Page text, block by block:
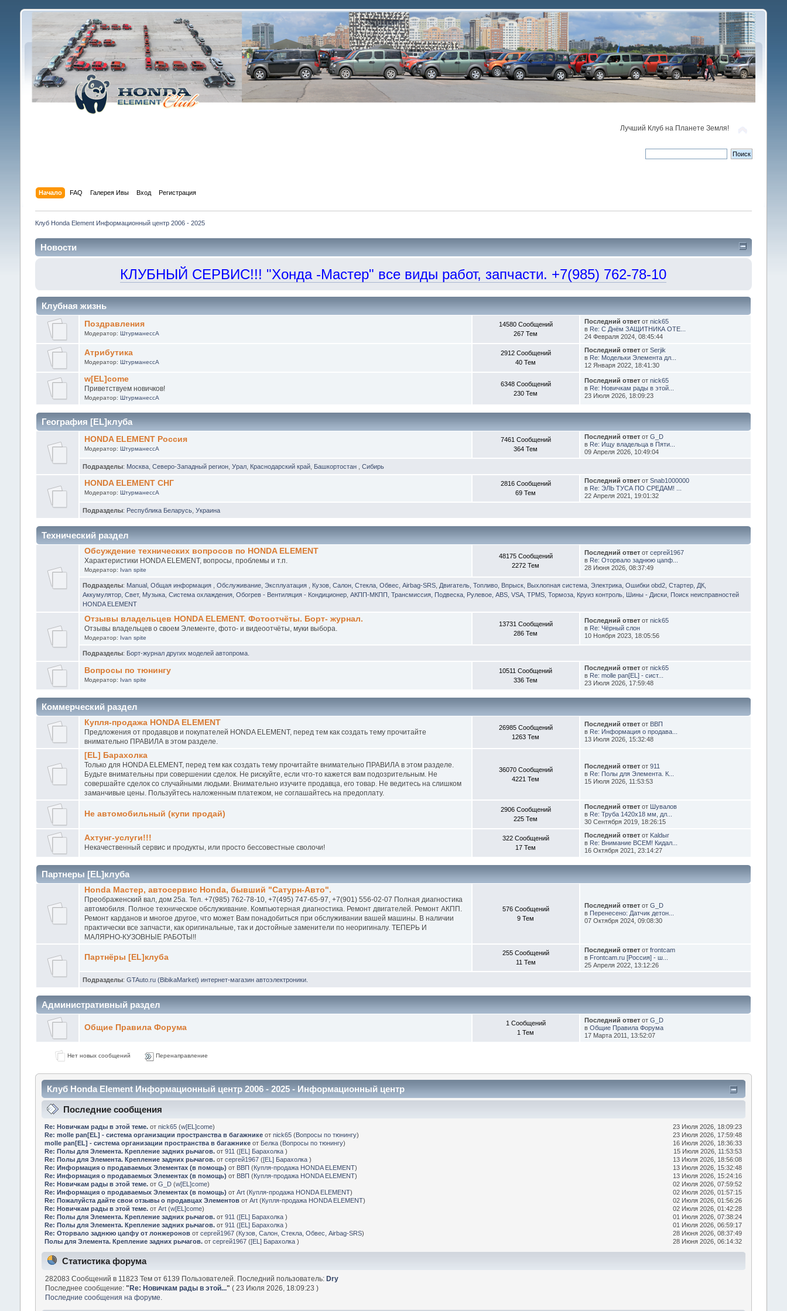
Лучший Клуб на Планете Земля!
Начало FAQ Галерея Ивы Вход Регистрация
Клуб Honda Element Информационный центр 2006 - 2025
Новости
КЛУБНЫЙ СЕРВИС!!! "Хонда -Мастер" все виды работ, запчасти. +7(985) 762-78-10
Клубная жизнь
Поздравления
Модератор:ШтурманессА
14580 Сообщений
267 Тем
Последний ответ отnick65
в Re: С Днём ЗАЩИТНИКА ОТЕ...
24 Февраля 2024, 08:45:44
Атрибутика
Модератор:ШтурманессА
2912 Сообщений
40 Тем
Последний ответ отSerjik
в Re: Модельки Элемента дл...
12 Января 2022, 18:41:30
w[EL]come
Приветствуем новичков!
Модератор:ШтурманессА
6348 Сообщений
230 Тем
Последний ответ отnick65
в Re: Новичкам рады в этой...
23 Июля 2026, 18:09:23
География [EL]клуба
HONDA ELEMENT Россия
Модератор:ШтурманессА
7461 Сообщений
364 Тем
Последний ответ отG_D
в Re: Ищу владельца в Пяти...
09 Апреля 2026, 10:49:04
Подразделы: Москва, Северо-Западный регион, Урал, Краснодарский край, Башкортостан Сибирь
HONDA ELEMENT СНГ
Модератор:ШтурманессА
2816 Сообщений
69 Тем
Последний ответ отSnab1000000
в Re: ЭЛЬ ТУСА ПО СРЕДАМ! ...
22 Апреля 2021, 19:01:32
Подразделы: Республика Беларусь, Украина
Технический раздел
Обсуждение технических вопросов по HONDA ELEMENT
Характеристики HONDA ELEMENT, вопросы, проблемы и т.п.
Модератор: Ivan spite
48175 Сообщений
2272 Тем
Последний ответ отсергей1967
в Re: Оторвало заднюю цапф...
28 Июня 2026, 08:37:49
Подразделы: Manual, Общая информация Обслуживание, Эксплуатация Кузов, Салон, Стекла, Обвес, Airbag-SRS, Двигатель, Топливо, Впрыск, Выхлопная система, Электрика, Ошибки obd2, Стартер, ДК,
Аккумулятор, Свет, Музыка, Система охлаждения, Обогрев - Вентиляция - Кондиционер, АКПП-МКПП, Трансмиссия, Подвеска, Рулевое, ABS, VSA, TPMS, Тормоза, Круиз контроль, Шины - Диски, Поиск неисправностей
HONDA ELEMENT
Отзывы владельцев HONDA ELEMENT. Фотоотчёты. Борт- журнал.
Отзывы владельцев о своем Элементе, фото- и видеоотчёты, муки выбора.
Модератор: Ivan spite
13731 Сообщений
286 Тем
Последний ответ отnick65
в Re: Чёрный слон
10 Ноября 2023, 18:05:56
Подразделы: Борт-журнал других моделей автопрома.
Вопросы по тюнингу
Модератор: Ivan spite
10511 Сообщений
336 Тем
Последний ответ отnick65
в Re: molle pan[EL] - сист...
23 Июля 2026, 17:59:48
Коммерческий раздел
Купля-продажа HONDA ELEMENT
Предложения от продавцов и покупателей HONDA ELEMENT, перед тем как создать тему прочитайте
внимательно ПРАВИЛА в этом разделе.
26985 Сообщений
1263 Тем
Последний ответ от ВВП
в Re: Информация о продава...
13 Июля 2026, 15:32:48
[EL] Барахолка
Только для HONDA ELEMENT, перед тем как создать тему прочитайте внимательно ПРАВИЛА в этом разделе.
Будьте внимательны при совершении сделок. Не рискуйте, если что-то кажется вам подозрительным. Не
совершайте сделок со случайными людьми. Внимательно изучите продавца, его товар. Не ведитесь на слишком
заманчивые цены. Пользуйтесь наложенным платежом, не соглашайтесь на предоплату.
36070 Сообщений
4221 Тем
Последний ответ от911
в Re: Полы для Элемента. К...
15 Июля 2026, 11:53:53
Не автомобильный (купи продай)
2906 Сообщений
225 Тем
Последний ответ от Шувалов
в Re: Труба 1420х18 мм, дл...
30 Сентября 2019, 18:26:15
Ахтунг-услуги!!!
Некачественный сервис и продукты, или просто бессовестные сволочи!
322 Сообщений
17 Тем
Последний ответ от Kaldыr
в Re: Внимание ВСЕМ! Кидал...
16 Октября 2021, 23:14:27
Партнеры [EL]клуба
Honda Мастер, автосервис Honda, бывший "Сатурн-Авто".
Преображенский вал, дом 25а. Тел. +7(985) 762-78-10, +7(495) 747-65-97, +7(901) 556-02-07 Полная диагностика
автомобиля. Полное техническое обслуживание. Компьютерная диагностика. Ремонт двигателей. Ремонт АКПП.
Ремонт карданов и многое другое, что может Вам понадобиться при обслуживании вашей машины. В наличии
практически все запчасти, как оригинальные, так и достойные заменители по неоригиналу. ТЕПЕРЬ И
МАЛЯРНО-КУЗОВНЫЕ РАБОТЫ!!
576 Сообщений
9 Тем
Последний ответ отG_D
в Перенесено: Датчик детон...
07 Октября 2024, 09:08:30
Партнёры [EL]клуба
255 Сообщений
11 Тем
Последний ответ отfrontcam
в Frontcam.ru [Россия] - ш...
25 Апреля 2022, 13:12:26
Подразделы: GTAuto.ru (BibikaMarket) интернет-магазин автоэлектроники.
Административный раздел
Общие Правила Форума
1 Сообщений
1 Тем
Последний ответ отG_D
вОбщие Правила Форума
17 Марта 2011, 13:52:07
Нет новых сообщений Перенаправление
Клуб Honda Element Информационный центр 2006 - 2025 - Информационный центр
Последние сообщения
Re: Новичкам рады в этой теме. отnick65 (w[EL]come)
23 Июля 2026, 18:09:23
Re: molle pan[EL] - система организации пространства в багажнике отnick65 (Вопросы по тюнингу)
23 Июля 2026, 17:59:48
molle pan[EL] - система организации пространства в багажнике от Белка (Вопросы по тюнингу)
16 Июля 2026, 18:36:33
Re: Полы для Элемента. Крепление задних рычагов. от911 ([EL] Барахолка)
15 Июля 2026, 11:53:53
Re: Полы для Элемента. Крепление задних рычагов. отсергей1967 ([EL] Барахолка)
13 Июля 2026, 18:56:08
Re: Информация о продаваемых Элементах (в помощь) от ВВП (Купля-продажа HONDA ELEMENT)
13 Июля 2026, 15:32:48
Re: Информация о продаваемых Элементах (в помощь) от ВВП (Купля-продажа HONDA ELEMENT)
13 Июля 2026, 15:24:16
Re: Новичкам рады в этой теме. отG_D (w[EL]come)
02 Июля 2026, 07:59:52
Re: Информация о продаваемых Элементах (в помощь) отArt (Купля-продажа HONDA ELEMENT)
02 Июля 2026, 01:57:15
Re: Пожалуйста дайте свои отзывы о продавцах Элементов отArt (Купля-продажа HONDA ELEMENT)
02 Июля 2026, 01:56:26
Re: Новичкам рады в этой теме. отArt (w[EL]come)
02 Июля 2026, 01:42:28
Re: Полы для Элемента. Крепление задних рычагов. от911 ([EL] Барахолка)
01 Июля 2026, 07:38:24
Re: Полы для Элемента. Крепление задних рычагов. от911 ([EL] Барахолка)
01 Июля 2026, 06:59:17
Re: Оторвало заднюю цапфу от лонжеронов отсергей1967 (Кузов, Салон, Стекла, Обвес, Airbag-SRS)
28 Июня 2026, 08:37:49
Полы для Элемента. Крепление задних рычагов. отсергей1967 ([EL] Барахолка) 28 Июня 2026, 06:14:32
Статистика форума
282083 Сообщений в 11823 Тем от 6139 Пользователей. Последний пользователь: Dry
Последнее сообщение: " Re: Новичкам рады в этой..." ( 23 Июля 2026, 18:09:23 )
Последние сообщения на форуме.